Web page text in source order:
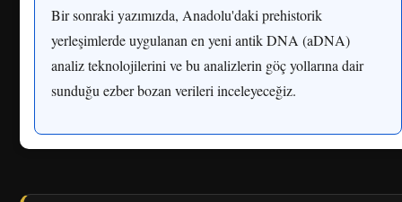
Bir sonraki yazımızda, Anadolu'daki prehistorik
yerleşimlerde uygulanan en yeni antik DNA (aDNA)
analiz teknolojilerini ve bu analizlerin göç yollarına dair
sunduğu ezber bozan verileri inceleyeceğiz.